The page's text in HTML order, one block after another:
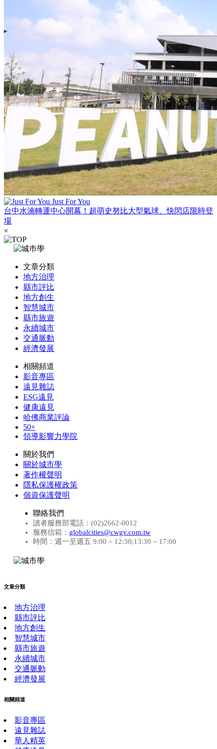
Just For You
台中水湳轉運中心開幕！超萌史努比大型氣球、快閃店限時登
場
×
文章分類
地方治理
縣市評比
地方創生
智慧城市
縣市旅遊
永續城市
交通脈動
經濟發展
相關頻道
影音專區
遠見雜誌
ESG遠見
健康遠見
哈佛商業評論
50+
領導影響力學院
關於我們
關於城市學
著作權聲明
隱私保護權政策
個資保護聲明
聯絡我們
讀者服務部電話：(02)2662-0012
服務信箱： globalcities@cwgv.com.tw
時間：週一至週五 9:00 ~ 12:30;13:30 ~ 17:00
文章分類
地方治理
縣市評比
地方創生
智慧城市
縣市旅遊
永續城市
交通脈動
經濟發展
相關頻道
影音專區
遠見雜誌
華人精英